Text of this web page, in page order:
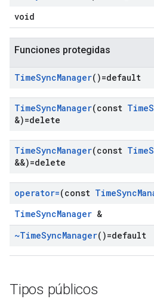
void
Funciones protegidas
TimeSyncManager()=default
TimeSyncManager(const Time
&)=delete
TimeSyncManager(const Time
&&)=delete
operator=(const TimeSync
TimeSyncManager &
~TimeSyncManager()=default
Tipos públicos